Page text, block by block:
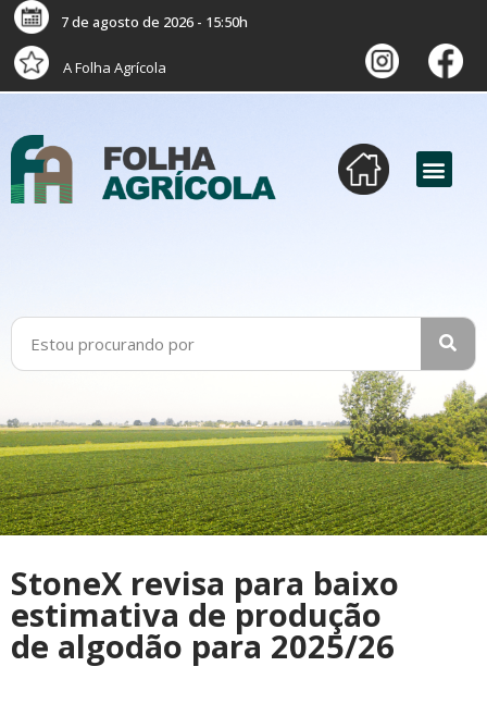
7 de agosto de 2026 - 15:50h
A Folha Agrícola
StoneX revisa para baixo
estimativa de produção
de algodão para 2025/26